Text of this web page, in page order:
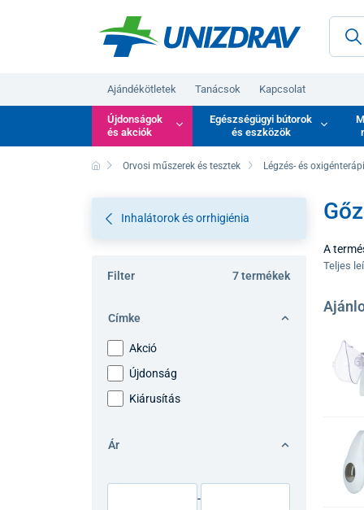
Ajándékötletek Tanácsok Kapcsolat
Újdonságok
és akciók
Egészségügyi bútorok
és eszközök
Orvosi műszerek és tesztek Légzés- és
Inhalátorok és orrhigiénia
Filter 7 termékek
Címke
Akció
Újdonság
Kiárusítás
Ár
-
A
gőz- és
azok
Teljes